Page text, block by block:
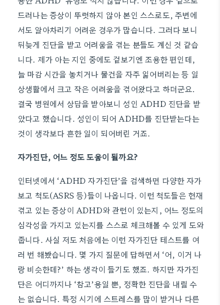
드러나는 증상이 뚜렷하지 않아 본인 스스로도, 주변에
서도 알아차리기 어려운 경우가 많습니다. 그러다 보니
뒤늦게 진단을 받고 어려움을 겪는 분들도 계신 것 같습
니다. 제가 아는 지인 중에도 겉보기엔 조용한 편인데,
늘 마감 시간을 놓치거나 물건을 자주 잃어버리는 등 일
상생활에서 크고 작은 어려움을 겪어왔다고 하더군요.
결국 병원에서 상담을 받아보니 성인 ADHD 진단을 받
았다고 했습니다. 성인이 되어 ADHD를 진단받는다는
것이 생각보다 흔한 일이 되어버린 거죠.
자가진단, 어느 정도 도움이 될까요?
인터넷에서 ‘ADHD 자가진단’을 검색하면 다양한 자가
보고 척도(ASRS 등)들이 나옵니다. 이런 척도들은 현재
겪고 있는 증상이 ADHD와 관련이 있는지, 어느 정도의
심각성을 가지고 있는지를 스스로 체크해볼 수 있게 도와
줍니다. 사실 저도 처음에는 이런 자가진단 테스트를 여
러 번 해봤습니다. 몇 가지 질문에 답하면서 ‘어, 이거 나
랑 비슷한데?’ 하는 생각이 들기도 했죠. 하지만 자가진
단은 어디까지나 ‘참고’용일 뿐, 정확한 진단을 내릴 수
는 없습니다. 특정 시기에 스트레스를 많이 받거나 다른